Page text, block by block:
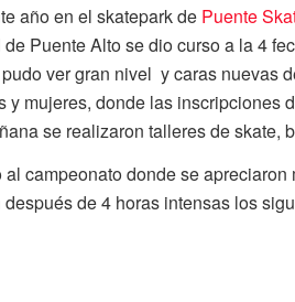
año en el skatepark de Puente
Puente Alto se dio curso a la 4
ver gran nivel y caras nuevas
y mujeres, donde las inscripciones
se realizaron talleres de skate,
campeonato donde se
de 4 horas intensas los